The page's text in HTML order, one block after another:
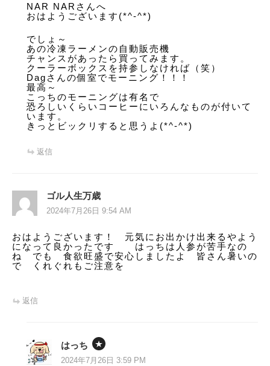
NAR NARさんへ
おはようございます(*^-^*)
でしょ～
あの冷凍ラーメンの自動販売機
チャンスがあったら買ってみます。
クーラーボックスを持参しなければ（笑）
Dagさんの個室でモーニング！！！
最高～
こっちのモーニングは有名で
恐ろしいくらいコーヒーにいろんなものが付いて
います。
きっとビックリすると思うよ(*^-^*)
返信
ゴル人生万歳
2024年7月26日 9:54 AM
おはようございます！ 元気にお出かけ出来るやよう
になって良かったです はっちは人参が苦手なの
ね でも 食欲旺盛で安心しましたよ 皆さん暑いの
で くれぐれもご注意を
返信
はっち
2024年7月26日 3:59 PM